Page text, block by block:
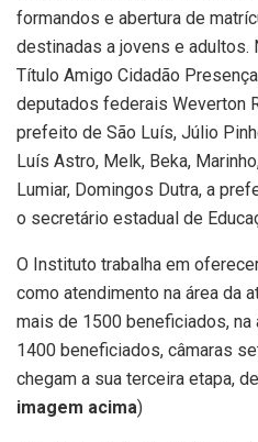
formandos e abertura de
destinadas a jovens e adultos.
Título Amigo Cidadão
deputados federais Weverton
prefeito de São Luís, Júlio
Luís Astro, Melk, Beka,
Lumiar, Domingos Dutra, a
o secretário estadual de
O Instituto trabalha em
como atendimento na área da
mais de 1500 beneficiados, na
1400 beneficiados, câmaras
chegam a sua terceira etapa,
imagem acima)